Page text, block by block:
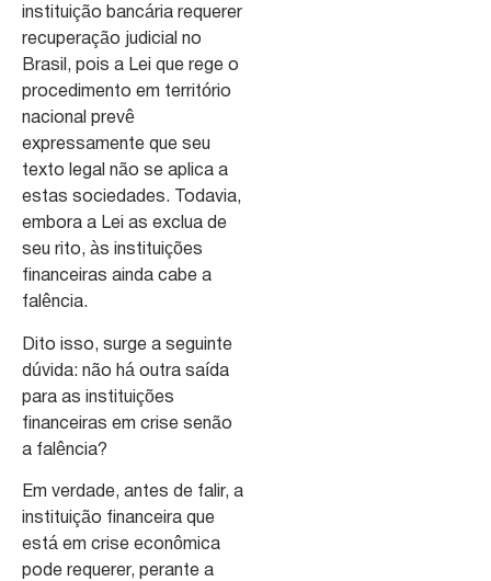
instituição bancária requerer
recuperação judicial no
Brasil, pois a Lei que rege o
procedimento em território
nacional prevê
expressamente que seu
texto legal não se aplica a
estas sociedades. Todavia,
embora a Lei as exclua de
seu rito, às instituições
financeiras ainda cabe a
falência.
Dito isso, surge a seguinte
dúvida: não há outra saída
para as instituições
financeiras em crise senão
a falência?
Em verdade, antes de falir, a
instituição financeira que
está em crise econômica
pode requerer, perante a